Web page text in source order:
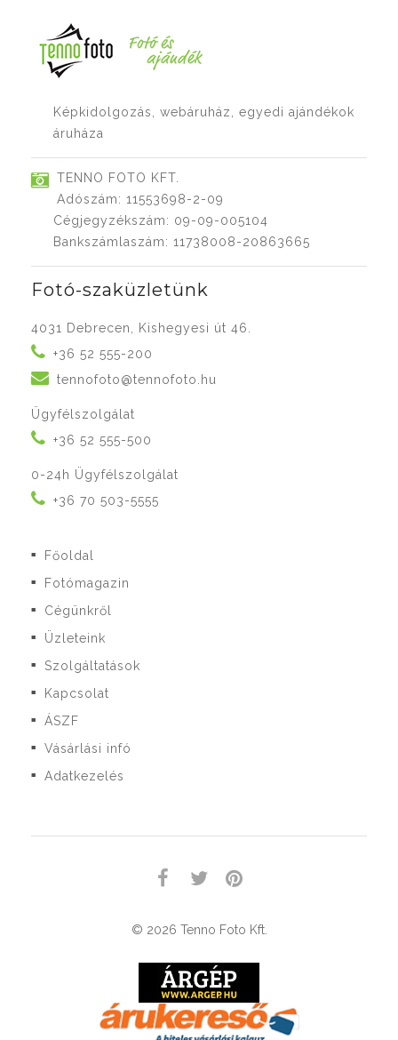
Képkidolgozás, webáruház, egyedi ajándékok
áruháza
TENNO FOTO KFT.
Adószám: 11553698-2-09
Cégjegyzékszám: 09-09-005104
Bankszámlaszám: 11738008-20863665
Fotó-szaküzletünk
4031 Debrecen, Kishegyesi út 46.
+36 52 555-200
tennofoto@tennofoto.hu
Ügyfélszolgálat
+36 52 555-500
0-24h Ügyfélszolgálat
+36 70 503-5555
■ Főoldal
■ Fotómagazin
■ Cégünkről
■ Üzleteink
■ Szolgáltatások
■ Kapcsolat
■ ÁSZF
■ Vásárlási infó
■ Adatkezelés
© 2026 Tenno Foto Kft.